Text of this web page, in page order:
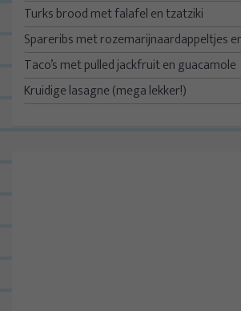
Turks brood met falafel en tzatziki
Spareribs met rozemarijnaardappeltjes
Taco’s met pulled jackfruit en guacamole
Kruidige lasagne (mega lekker!)